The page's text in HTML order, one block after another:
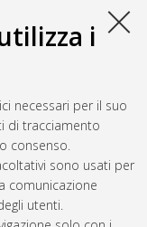
i
necessari per il suo
di tracciamento
consenso.
sono usati per
comunicazione
utenti.